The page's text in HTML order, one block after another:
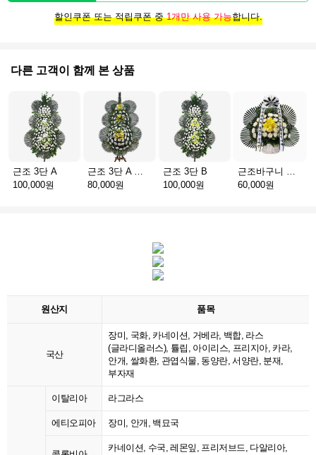
할인쿠폰 또는 적립쿠폰 중1개만 사용 가능합니다.
다른 고객이 함께 본 상품
근조 3단 A
100,000원
근조 3단 A 실속형
80,000원
근조 3단 B
100,000원
근조바구니 일반
60,000원
원산지 품목
국산
장미, 국화, 카네이션, 거베라, 백합, 라스
(글라디올러스), 튤립, 아이리스, 프리지아, 카라,
안개, 쌀화환, 관엽식물, 동양란, 서양란, 분재,
부자재
이탈리아 라그라스
에티오피아 장미, 안개, 백묘국
카네이션, 수국, 레몬잎, 프리저브드, 다알리아,